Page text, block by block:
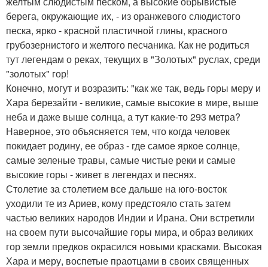
берега, окружающие их, - из оранжевого слюдистого
песка, ярко - красной пластичной глины, красного
грубозернистого и желтого песчаника. Как не родиться
тут легендам о реках, текущих в "Золотых" руслах, среди
"золотых" гор!
Конечно, могут и возразить: "как же так, ведь горы меру и
Хара березайти - великие, самые высокие в мире, выше
неба и даже выше солнца, а тут какие-то 293 метра?
Наверное, это объясняется тем, что когда человек
покидает родину, ее образ - где самое яркое солнце,
самые зеленые травы, самые чистые реки и самые
высокие горы - живет в легендах и песнях.
Столетие за столетием все дальше на юго-восток
уходили те из Ариев, кому предстояло стать затем
частью великих народов Индии и Ирана. Они встретили
на своем пути высочайшие горы мира, и образ великих
гор земли предков окрасился новыми красками. Высокая
Хара и меру, воспетые праотцами в своих священных